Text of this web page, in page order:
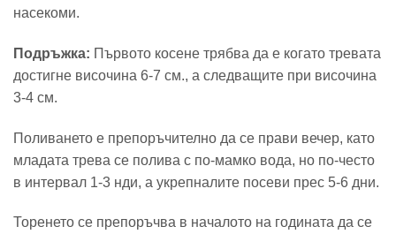
насекоми.
Подръжка: Първото косене трябва да е когато тревата
достигне височина 6-7 см., а следващите при височина
3-4 см.
Поливането е препоръчително да се прави вечер, като
младата трева се полива с по-мамко вода, но по-често
в интервал 1-3 нди, а укрепналите посеви прес 5-6 дни.
Торенето се препоръчва в началото на годината да се